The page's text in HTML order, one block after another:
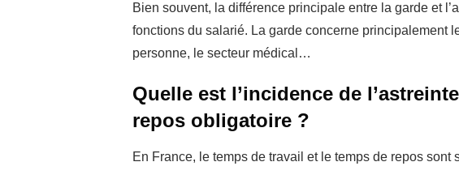
Bien souvent, la différence principale entre la garde et
fonctions du salarié. La garde concerne principalement
personne, le secteur médical…
Quelle est l’incidence de
repos obligatoire ?
En France, le temps de travail et le temps de repos sont